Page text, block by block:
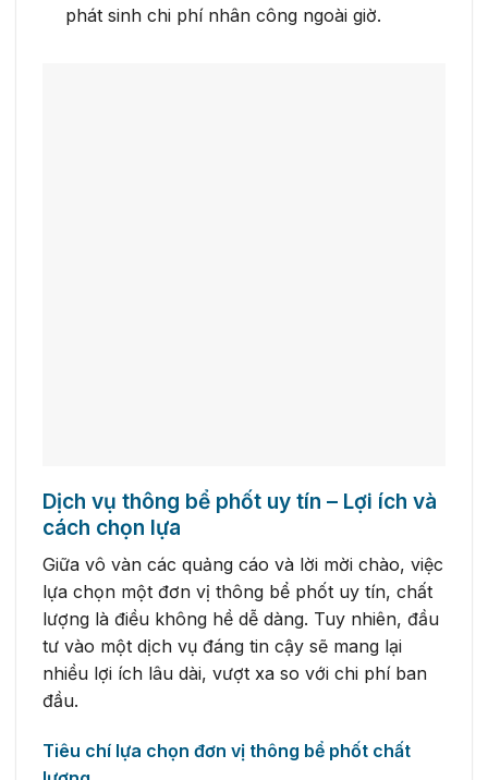
phát sinh chi phí nhân công ngoài giờ.
Dịch vụ thông bể phốt uy tín – Lợi ích và
cách chọn lựa
Giữa vô vàn các quảng cáo và lời mời chào, việc
lựa chọn một đơn vị thông bể phốt uy tín, chất
lượng là điều không hề dễ dàng. Tuy nhiên, đầu
tư vào một dịch vụ đáng tin cậy sẽ mang lại
nhiều lợi ích lâu dài, vượt xa so với chi phí ban
đầu.
Tiêu chí lựa chọn đơn vị thông bể phốt chất